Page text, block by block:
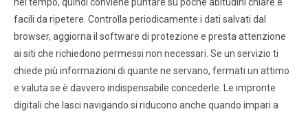
nel tempo, quindi conviene puntare su poche abitudini chiare e
facili da ripetere. Controlla periodicamente i dati salvati dal
browser, aggiorna il software di protezione e presta attenzione
ai siti che richiedono permessi non necessari. Se un servizio ti
chiede più informazioni di quante ne servano, fermati un attimo
e valuta se è davvero indispensabile concederle. Le impronte
digitali che lasci navigando si riducono anche quando impari a